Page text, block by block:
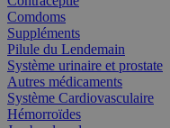
Comdoms
Suppléments
Pilule du Lendemain
Système urinaire et prostate
Autres médicaments
Système Cardiovasculaire
Hémorroïdes